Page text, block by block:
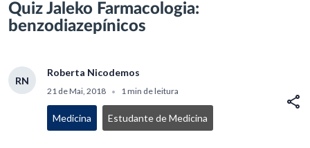
Quiz Jaleko Farmacologia:
benzodiazepínicos
RN
Roberta Nicodemos
21 de Mai, 2018 • 1 min de leitura
Medicina Estudante de Medicina